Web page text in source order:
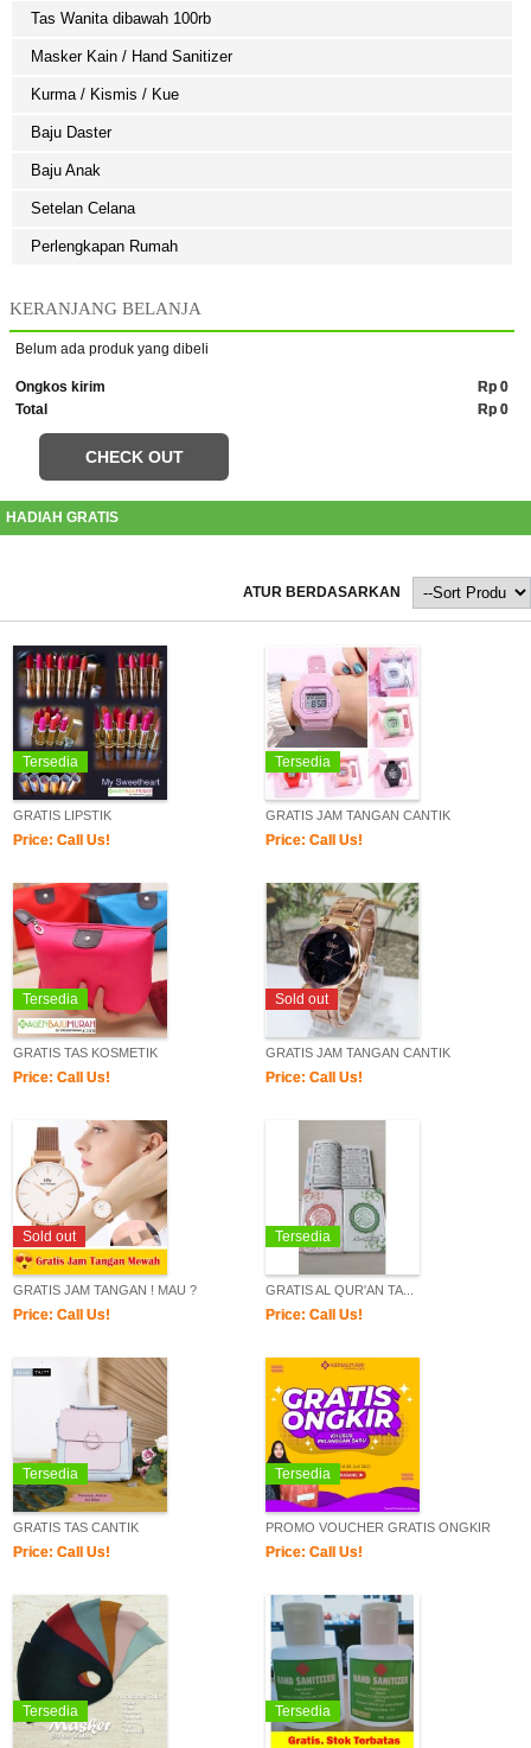
Tas Wanita dibawah 100rb
Masker Kain / Hand Sanitizer
Kurma / Kismis / Kue
Baju Daster
Baju Anak
Setelan Celana
Perlengkapan Rumah
KERANJANG BELANJA
Belum ada produk yang dibeli
Rp 0
Ongkos kirim
Rp 0
Total
CHECK OUT
HADIAH GRATIS
ATUR BERDASARKAN
GRATIS LIPSTIK
Price: Call Us!
Tersedia
GRATIS JAM TANGAN CANTIK
Price: Call Us!
Tersedia
GRATIS TAS KOSMETIK
Price: Call Us!
Tersedia
GRATIS JAM TANGAN CANTIK
Price: Call Us!
Sold out
GRATIS JAM TANGAN ! MAU ?
Price: Call Us!
Sold out
GRATIS AL QUR'AN TA...
Price: Call Us!
Tersedia
GRATIS TAS CANTIK
Price: Call Us!
Tersedia
PROMO VOUCHER GRATIS ONGKIR
Price: Call Us!
Tersedia
Tersedia Tersedia